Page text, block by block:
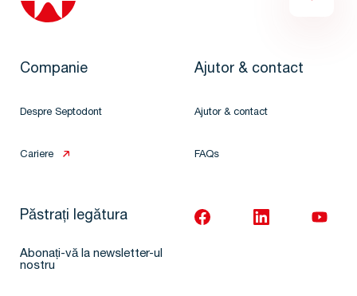
Companie
Despre Septodont
Cariere
Ajutor & contact
Ajutor & contact
FAQs
Păstrați legătura
Abonați-vă la newsletter-ul
nostru